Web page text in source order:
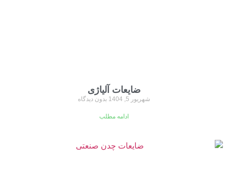
ضایعات آلیاژی
شهریور 5, 1404 بدون دیدگاه
ادامه مطلب